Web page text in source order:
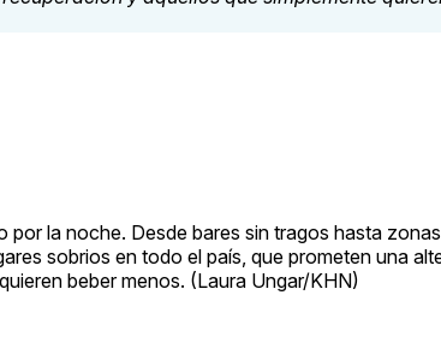
la noche. Desde bares sin tragos hasta
sobrios en todo el país, que prometen una
beber menos. (Laura Ungar/KHN)